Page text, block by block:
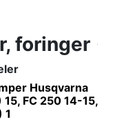
foringer
Husqvarna
15, FC 250 14-15,
1